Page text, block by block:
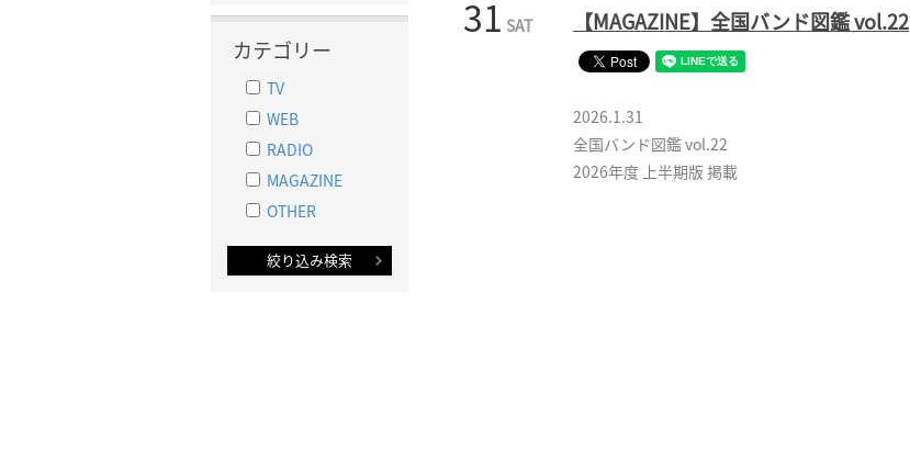
カテゴリー
TV
WEB
RADIO
MAGAZINE
OTHER
絞り込み検索
31 SAT 【MAGAZINE】全国バンド図鑑 vol.22
2026.1.31
全国バンド図鑑 vol.22
2026年度 上半期版 掲載